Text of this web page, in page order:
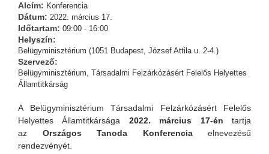
Alcím: Konferencia
Dátum: 2022. március 17.
Időtartam: 09:00 - 16:00
Helyszín:
Belügyminisztérium (1051 Budapest, József Attila u. 2-4.)
Szervező:
Belügyminisztérium, Társadalmi Felzárkózásért Felelős Helyettes
Államtitkárság
A Belügyminisztérium Társadalmi Felzárkózásért Felelős
Helyettes Államtitkársága 2022. március 17-én tartja
az Országos Tanoda Konferenciaelnevezésű
rendezvényét.